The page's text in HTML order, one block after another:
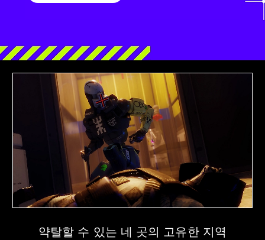
약탈할 수 있는 네 곳의 고유한 지역